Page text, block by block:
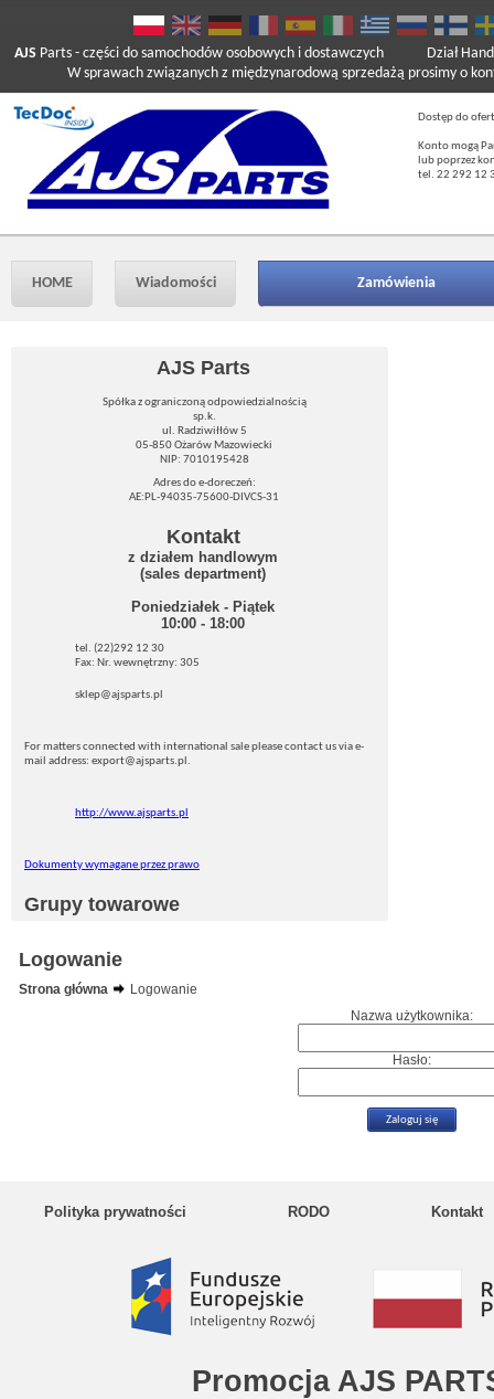
AJS Parts - części do samochodów osobowych i dostawczych
W sprawach związanych z międzynarodową sprzedażą prosimy o
Dział
Dostęp do
Konto mogą
lub poprzez
tel. 22 292 12
HOME Wiadomości Zamówienia
AJS Parts
Spółka z ograniczoną odpowiedzialnością
sp.k.
ul. Radziwiłłów 5
05-850 Ożarów Mazowiecki
NIP: 7010195428
Adres do e-doreczeń:
AE:PL-94035-75600-DIVCS-31
Kontakt
z działem handlowym
(sales department)
Poniedziałek - Piątek
10:00 - 18:00
tel. (22)292 12 30
Fax: Nr. wewnętrzny: 305
sklep@ajsparts.pl
For matters connected with international sale please contact us via e-
mail address: export@ajsparts.pl.
http://www.ajsparts.pl
Dokumenty wymagane przez prawo
Grupy towarowe
Logowanie
Strona główna
Logowanie
Nazwa użytkownika:
Hasło:
Polityka prywatności RODO Kontakt
Promocja AJS